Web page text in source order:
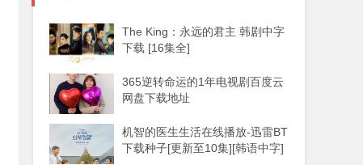
The King：永远的君主 韩剧中字
下载 [16集全]
365逆转命运的1年电视剧百度云
网盘下载地址
机智的医生生活在线播放-迅雷BT
下载种子[更新至10集][韩语中字]